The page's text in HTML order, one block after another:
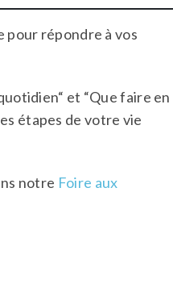
pour répondre à vos
et “Que faire en
étapes de votre vie
notre Foire aux